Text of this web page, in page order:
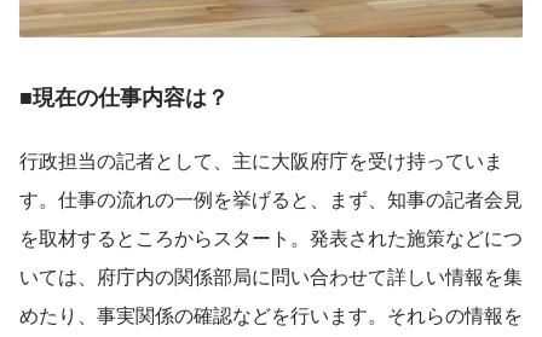
■現在の仕事内容は？
行政担当の記者として、主に大阪府庁を受け持っていま
す。仕事の流れの一例を挙げると、まず、知事の記者会見
を取材するところからスタート。発表された施策などにつ
いては、府庁内の関係部局に問い合わせて詳しい情報を集
めたり、事実関係の確認などを行います。それらの情報を